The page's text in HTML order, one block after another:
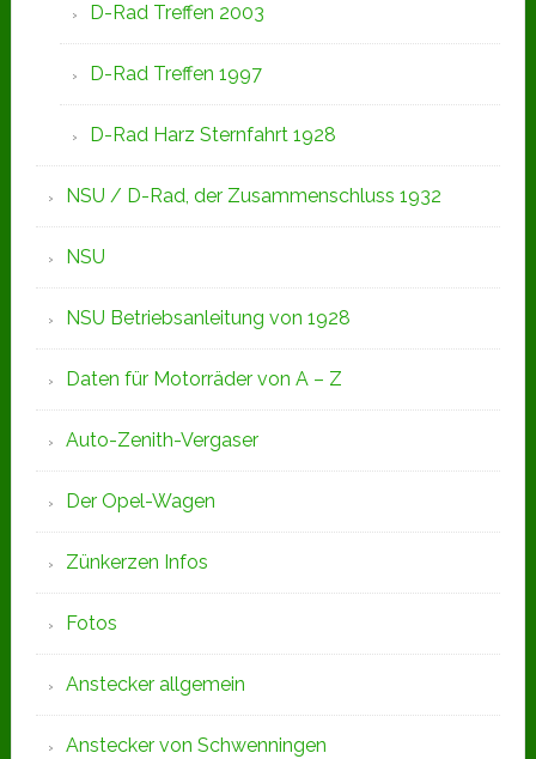
D-Rad Treffen 2003
D-Rad Treffen 1997
D-Rad Harz Sternfahrt 1928
NSU / D-Rad, der Zusammenschluss 1932
NSU
NSU Betriebsanleitung von 1928
Daten für Motorräder von A – Z
Auto-Zenith-Vergaser
Der Opel-Wagen
Zünkerzen Infos
Fotos
Anstecker allgemein
Anstecker von Schwenningen